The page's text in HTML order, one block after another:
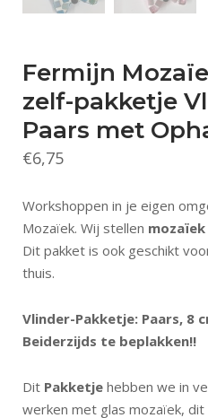
Fermijn
zelf-pakketje
Paars met
€6,75
Workshoppen in je eigen
Mozaïek. Wij stellen
Dit pakket is ook geschikt
thuis.
Vlinder-Pakketje: Paars, 8
Beiderzijds te beplakken!!
Dit Pakketje hebben we in
werken met glas mozaïek,